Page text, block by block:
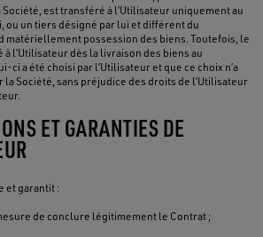
est transféré à l’Utilisateur uniquement au
ou un tiers désigné par lui et différent du
matériellement possession des biens. Toutefois, le
l’Utilisateur dès la livraison des biens au
ci a été choisi par l’Utilisateur et que ce choix n’a
la Société, sans préjudice des droits de l’Utilisateur
ET GARANTIES DE
et garantit :
de conclure légitimement le Contrat ;